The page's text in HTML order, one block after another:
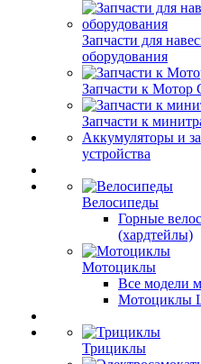
Запчасти для
оборудования
Запчасти к Мотор
Запчасти к
Аккумуляторы и
устройства
Велосипеды
Горные
(хардтейлы)
Мотоциклы
Все модели
Мотоциклы
Трициклы